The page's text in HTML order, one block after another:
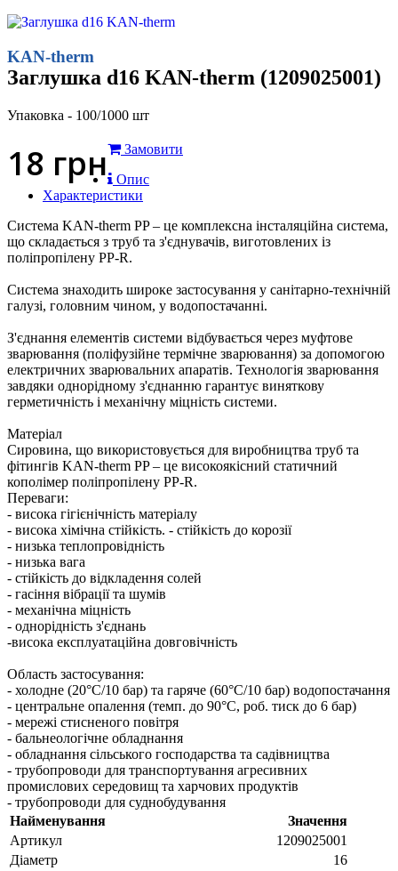
KAN-therm
Заглушка d16 KAN-therm (1209025001)
Упаковка - 100/1000 шт
18 грн
Замовити
Опис
Характеристики
Система KAN-therm PP – це комплексна інсталяційна система,
що складається з труб та з'єднувачів, виготовлених із
поліпропілену PP-R.
Система знаходить широке застосування у санітарно-технічній
галузі, головним чином, у водопостачанні.
З'єднання елементів системи відбувається через муфтове
зварювання (поліфузійне термічне зварювання) за допомогою
електричних зварювальних апаратів. Технологія зварювання
завдяки однорідному з'єднанню гарантує виняткову
герметичність і механічну міцність системи.
Матеріал
Сировина, що використовується для виробництва труб та
фітингів KAN-therm PP – це високоякісний статичний
кополімер поліпропілену PP-R.
Переваги: ​​
- висока гігієнічність матеріалу
- висока хімічна стійкість. - стійкість до корозії
- низька теплопровідність
- низька вага
- стійкість до відкладення солей
- гасіння вібрації та шумів
- механічна міцність
- однорідність з'єднань
-висока експлуатаційна довговічність
Область застосування:
- холодне (20°C/10 бар) та гаряче (60°C/10 бар) водопостачання
- центральне опалення (темп. до 90°C, роб. тиск до 6 бар)
- мережі стисненого повітря
- бальнеологічне обладнання
- обладнання сільського господарства та садівництва
- трубопроводи для транспортування агресивних
промислових середовищ та харчових продуктів
- трубопроводи для суднобудування
Найменування
Значення
Артикул
1209025001
Діаметр
16